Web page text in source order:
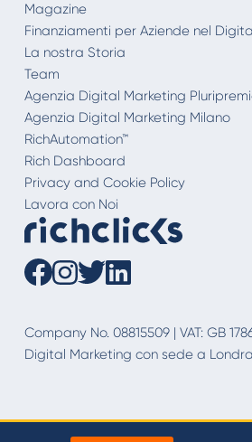
Magazine
Finanziamenti per Aziende nel
La nostra Storia
Team
Agenzia Digital Marketing
Agenzia Digital Marketing Milano
RichAutomation™
Rich Dashboard
Privacy and Cookie Policy
Lavora con Noi
Company No. 08815509 | VAT: GB
Digital Marketing con sede a